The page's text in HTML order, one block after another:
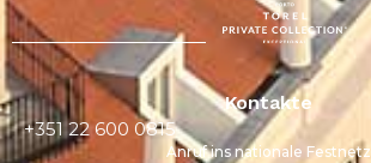
Kontakte
+351 22 600 0815
Anruf ins nationale Festnetz